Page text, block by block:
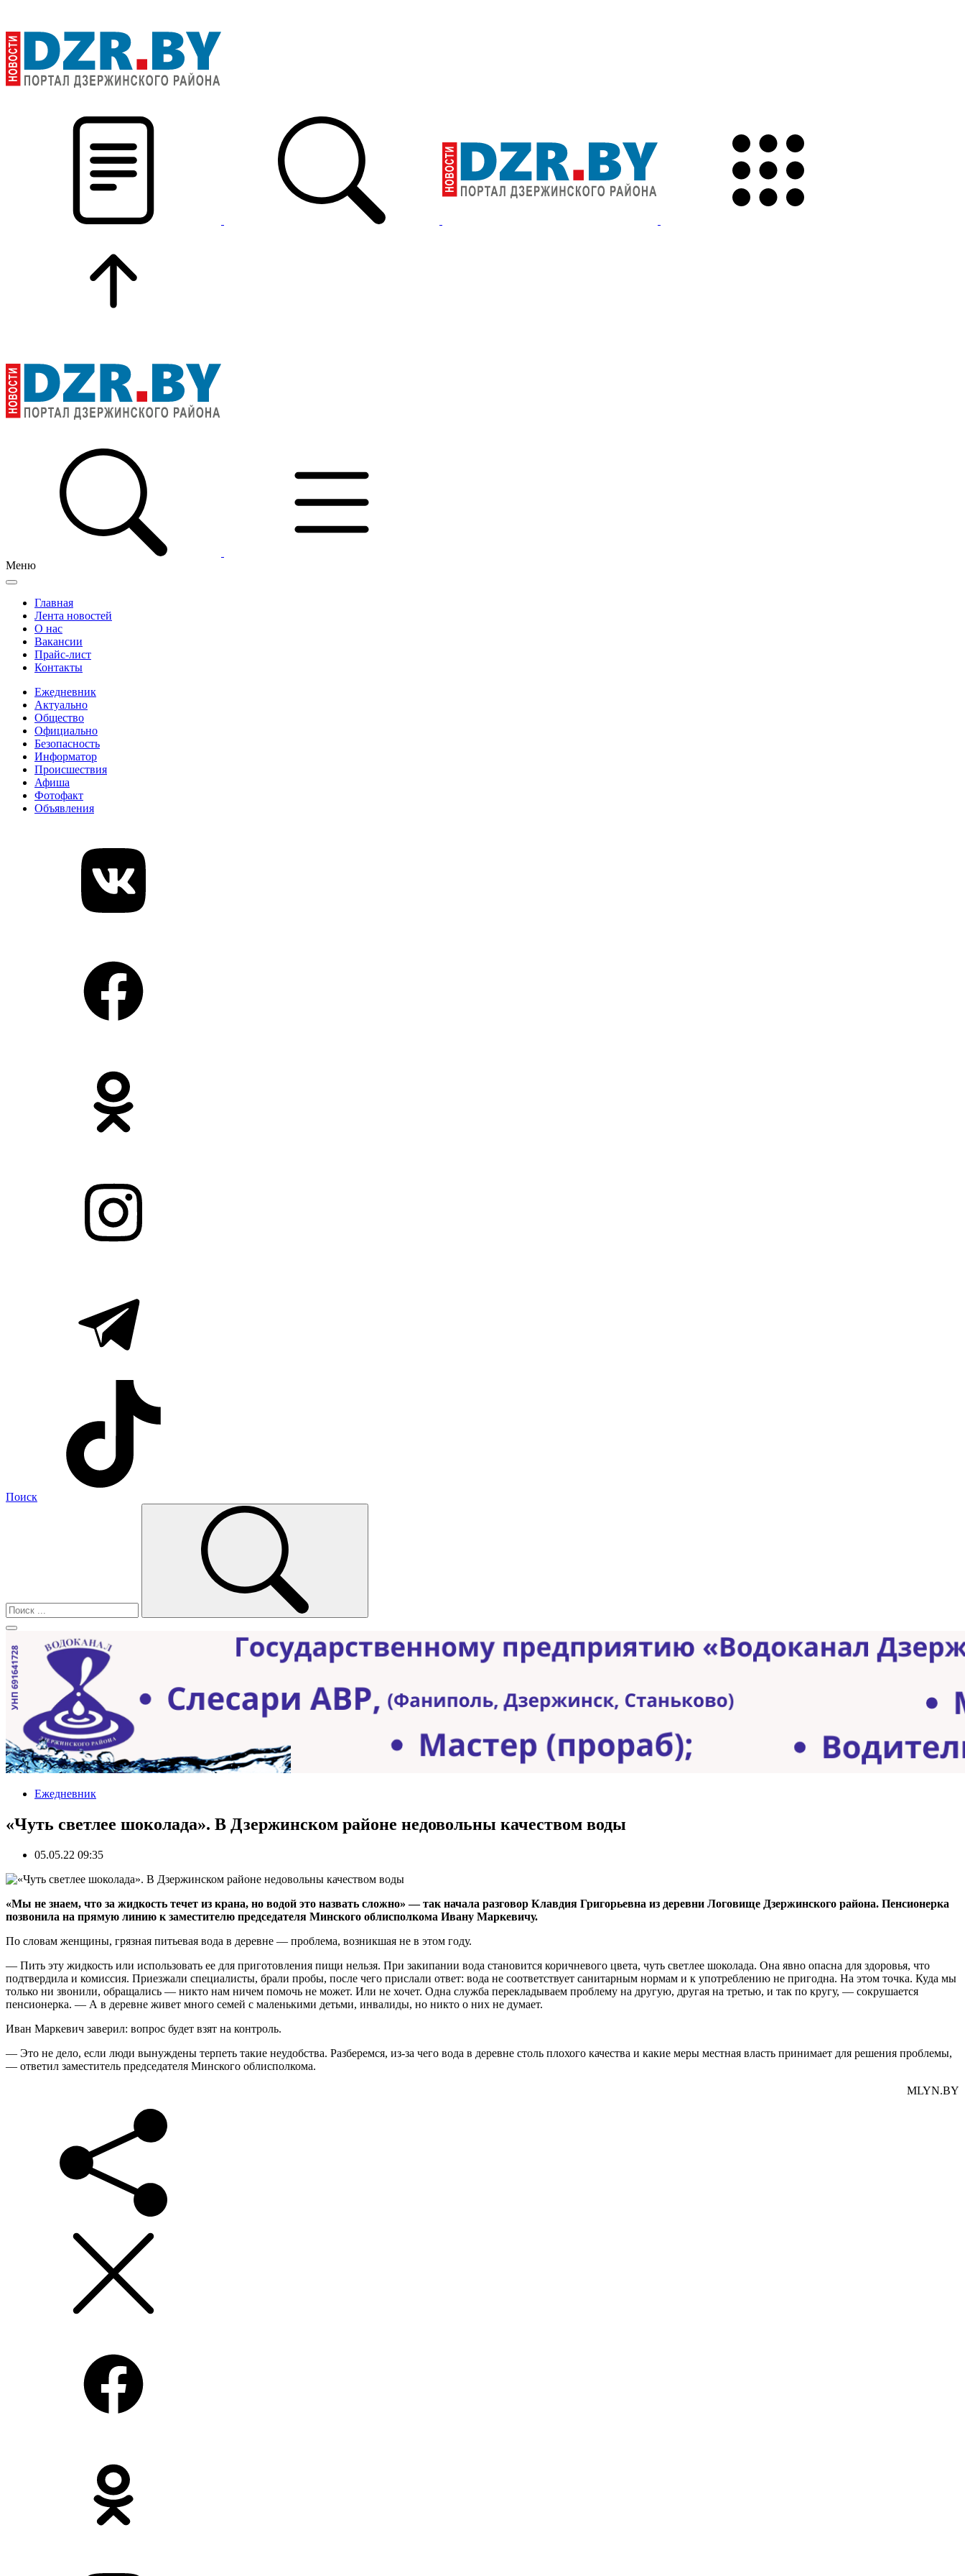
Меню
Главная
Лента новостей
О нас
Вакансии
Прайс-лист
Контакты
Ежедневник
Актуально
Общество
Официально
Безопасность
Информатор
Происшествия
Афиша
Фотофакт
Объявления
Поиск
Ежедневник
«Чуть светлее шоколада». В Дзержинском районе недовольны качеством воды
05.05.22 09:35
«Мы не знаем, что за жидкость течет из крана, но водой это назвать сложно» — так начала разговор Клавдия Григорьевна из деревни Логовище Дзержинского района. Пенсионерка
позвонила на прямую линию к заместителю председателя Минского облисполкома Ивану Маркевичу.
По словам женщины, грязная питьевая вода в деревне — проблема, возникшая не в этом году.
— Пить эту жидкость или использовать ее для приготовления пищи нельзя. При закипании вода становится коричневого цвета, чуть светлее шоколада. Она явно опасна для здоровья, что
подтвердила и комиссия. Приезжали специалисты, брали пробы, после чего прислали ответ: вода не соответствует санитарным нормам и к употреблению не пригодна. На этом точка. Куда мы
только ни звонили, обращались — никто нам ничем помочь не может. Или не хочет. Одна служба перекладываем проблему на другую, другая на третью, и так по кругу, — сокрушается
пенсионерка. — А в деревне живет много семей с маленькими детьми, инвалиды, но никто о них не думает.
Иван Маркевич заверил: вопрос будет взят на контроль.
— Это не дело, если люди вынуждены терпеть такие неудобства. Разберемся, из-за чего вода в деревне столь плохого качества и какие меры местная власть принимает для решения проблемы,
— ответил заместитель председателя Минского облисполкома.
MLYN.BY